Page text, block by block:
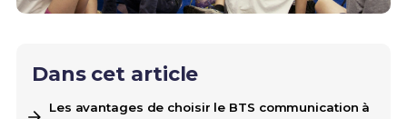
Dans cet article
Les avantages de choisir le BTS communication à